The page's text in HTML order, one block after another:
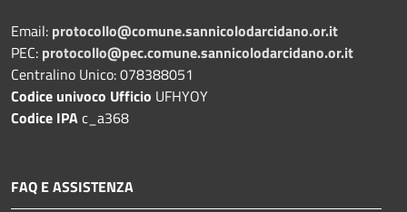
Email: protocollo@comune.sannicolodarcidano.or.it
PEC: protocollo@pec.comune.sannicolodarcidano.or.it
Centralino Unico: 078388051
Codice univoco Ufficio UFHYOY
Codice IPAc_a368
FAQ E ASSISTENZA